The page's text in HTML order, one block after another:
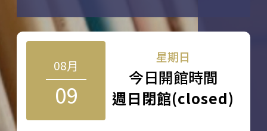
08月
09
星期日
今日開館時間
週日閉館(closed)